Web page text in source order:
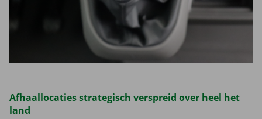
Afhaallocaties strategisch verspreid over heel het
land